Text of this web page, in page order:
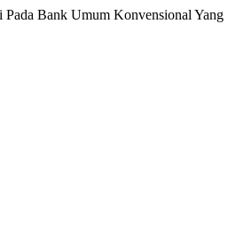
Bank Umum Konvensional Yang